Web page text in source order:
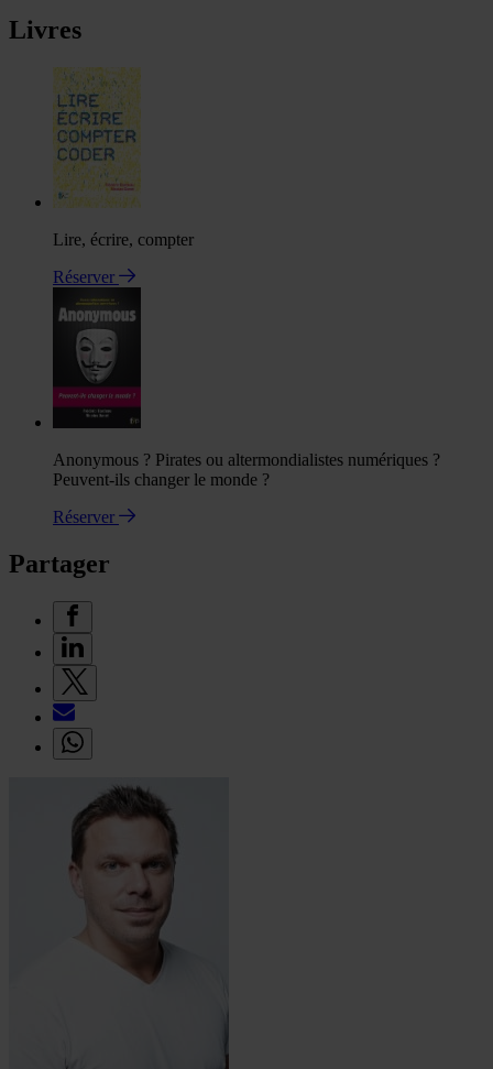
Livres
Lire, écrire, compter
Réserver
Anonymous ? Pirates ou altermondialistes numériques ?
Peuvent-ils changer le monde ?
Réserver
Partager